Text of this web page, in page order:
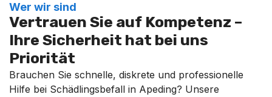
Wer wir sind
Vertrauen Sie auf Kompetenz –
Ihre Sicherheit hat bei uns
Priorität
Brauchen Sie schnelle, diskrete und professionelle
Hilfe bei Schädlingsbefall in Apeding? Unsere